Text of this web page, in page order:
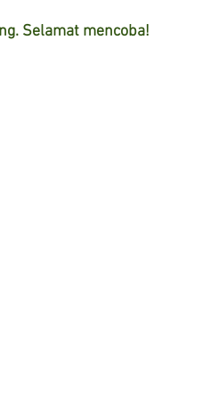
Selamat mencoba!